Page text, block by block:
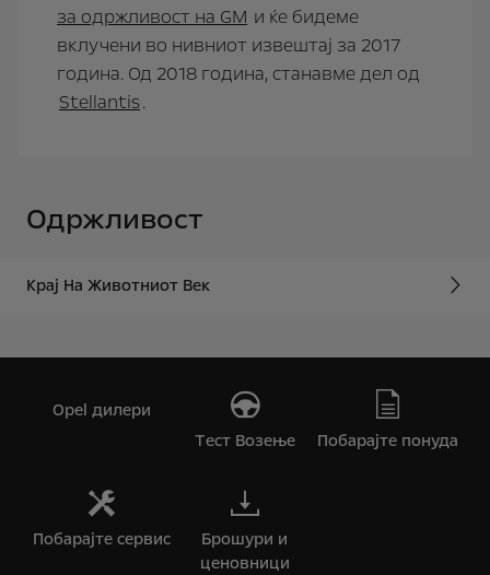
за одржливост на GМ и ќе бидеме
вклучени во нивниот извештај за 2017
година. Од 2018 година, станавме дел од
Stellantis.
Одржливост
Крај На Животниот Век
Opel дилери
Tест Bозење
Побарајте понуда
Побарајте сервис
Брошури и
ценовници